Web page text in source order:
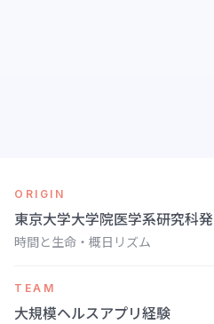
ORIGIN
東京大学大学院医学系研究科発
時間と生命・概日リズム
TEAM
大規模ヘルスアプリ経験